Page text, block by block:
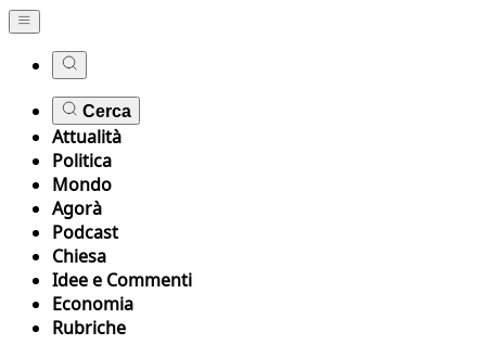
Cerca
Attualità
Politica
Mondo
Agorà
Podcast
Chiesa
Idee e Commenti
Economia
Rubriche